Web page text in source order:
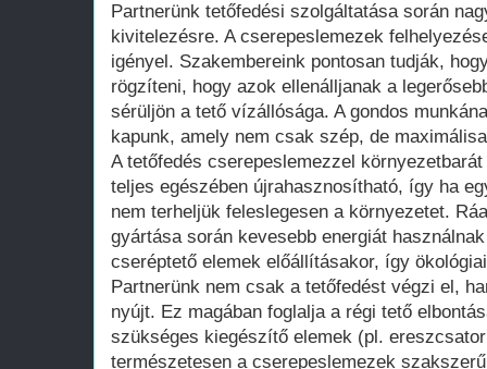
Partnerünk tetőfedési szolgáltatása során
kivitelezésre. A cserepeslemezek
igényel. Szakembereink pontosan tudják,
rögzíteni, hogy azok ellenálljanak a
sérüljön a tető vízállósága. A gondos
kapunk, amely nem csak szép, de
A tetőfedés cserepeslemezzel
teljes egészében újrahasznosítható, így ha
nem terheljük feleslegesen a környezetet.
gyártása során kevesebb energiát
cseréptető elemek előállításakor, így
Partnerünk nem csak a tetőfedést végzi el,
nyújt. Ez magában foglalja a régi tető
szükséges kiegészítő elemek (pl.
természetesen a cserepeslemezek